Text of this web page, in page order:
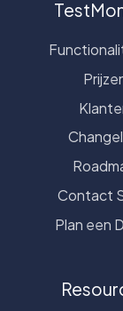
Contact
Plan een